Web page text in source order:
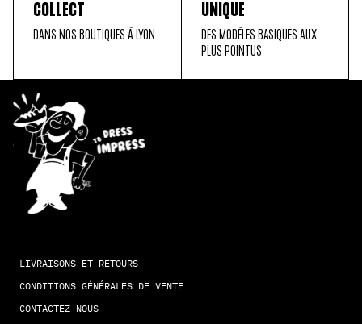
COLLECT
DANS NOS BOUTIQUES À LYON
UNIQUE
DES MODÈLES BASIQUES AUX
PLUS POINTUS
LIVRAISONS ET RETOURS
CONDITIONS GÉNÉRALES DE VENTE
CONTACTEZ-NOUS